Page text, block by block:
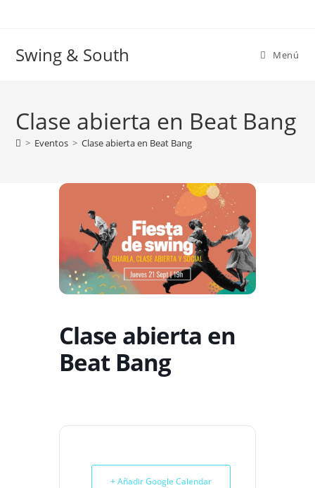
Swing & South Menú
Clase abierta en Beat Bang
> Eventos > Clase abierta en Beat Bang
Clase abierta en
Beat Bang
+ Añadir Google Calendar